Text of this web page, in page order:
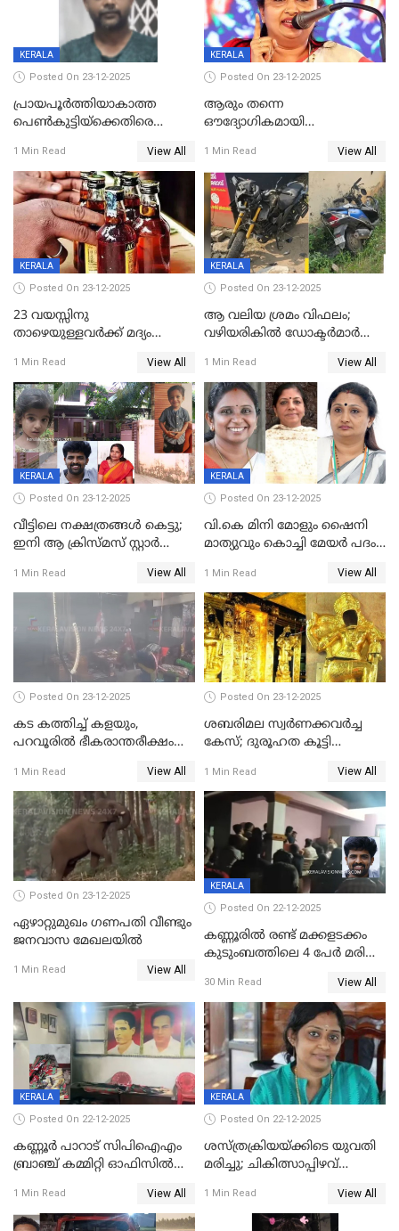
KERALA
Posted On 23-12-2025
പ്രായപൂർത്തിയാകാത്ത
പെൺകുട്ടിയ്ക്കെതിരെ
59 വർഷം തടവും 90,൦൦൦ രൂപ
പിഴയും ശിക്ഷ
1 Min Read View All
KERALA
Posted On 23-12-2025
ആരും തന്നെ
ഔദ്യോഗികമായി
കണ്ടെത്താൻ ഇന്ന് കോർ
കമ്മിറ്റി കൂടിയില്ല';
അതൃപ്തിയുമായി ദീപ്തി മേരി
വർഗീസ്
1 Min Read View All
KERALA
Posted On 23-12-2025
23 വയസ്സിനു
താഴെയുള്ളവർക്ക് മദ്യം
നടപടി;സ്ഥാപനങ്ങൾക്കെതിരെ
രണ്ട് കേസുകൾ
1 Min Read View All
KERALA
Posted On 23-12-2025
ആ വലിയ ശ്രമം വിഫലം;
വഴിയരികില്‍ ‌ഡോക്ടര്‍മാര്‍
മരണത്തിന് കീഴടങ്ങി
1 Min Read View All
KERALA
Posted On 23-12-2025
വീട്ടിലെ നക്ഷത്രങ്ങൾ കെട്ടു;
ഇനി ആ ക്രിസ്മസ് സ്റ്റാർ
വേണ്ടിയുള്ള
പിടിവലിക്കിടയിൽ
അപ്പൂപ്പനെതിരെ പോക്സോ
കേസ് ഒടുവിൽ 4 ജീവനുകൾ
പൊലിഞ്ഞു
1 Min Read View All
KERALA
Posted On 23-12-2025
വി.കെ മിനി മോളും ഷൈനി
മാത്യുവും കൊച്ചി മേയർ പദം
മേയറാകില്ല
1 Min Read View All
Posted On 23-12-2025
കട കത്തിച്ച് കളയും,
പറവൂരില്‍ ഭീകരാന്തരീക്ഷം
1 Min Read View All
Posted On 23-12-2025
ശബരിമല സ്വര്‍ണക്കവര്‍ച്ച
കേസ്; ദുരൂഹത കൂട്ടി
1 Min Read View All
Posted On 23-12-2025
ഏഴാറ്റുമുഖം ഗണപതി വീണ്ടും
ജനവാസ മേഖലയിൽ
1 Min Read View All
KERALA
Posted On 22-12-2025
കണ്ണൂരിൽ രണ്ട് മക്കളടക്കം
കുടുംബത്തിലെ 4 പേർ മരിച്ച
30 Min Read View All
KERALA
Posted On 22-12-2025
കണ്ണൂർ പാറാട് സിപിഐഎം
ബ്രാഞ്ച് കമ്മിറ്റി ഓഫിസിൽ
ചിത്രങ്ങളടക്കം കത്തിയ
നിലയിൽ
1 Min Read View All
KERALA
Posted On 22-12-2025
ശസ്ത്രക്രിയയ്‌ക്കിടെ യുവതി
മരിച്ചു; ചികിത്സാപ്പിഴവ്
സംഭവം മാവേലിക്കരയിൽ
1 Min Read View All